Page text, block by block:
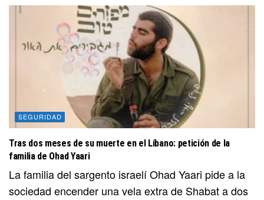
SEGURIDAD
Tras dos meses de su muerte en el Líbano: petición de la
familia de Ohad Yaari
La familia del sargento israelí Ohad Yaari pide a la
sociedad encender una vela extra de Shabat a dos